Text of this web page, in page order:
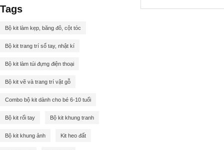
Tags
Bộ kit làm kẹp, băng đô, cột tóc
Bộ kit trang trí sổ tay, nhật kí
Bộ kit làm túi đựng điện thoại
Bộ kit vẽ và trang trí vật gỗ
Combo bộ kit dành cho bé 6-10 tuổi
Bộ kit rối tay Bộ kit khung tranh
Bộ kit khung ảnh Kit heo đất